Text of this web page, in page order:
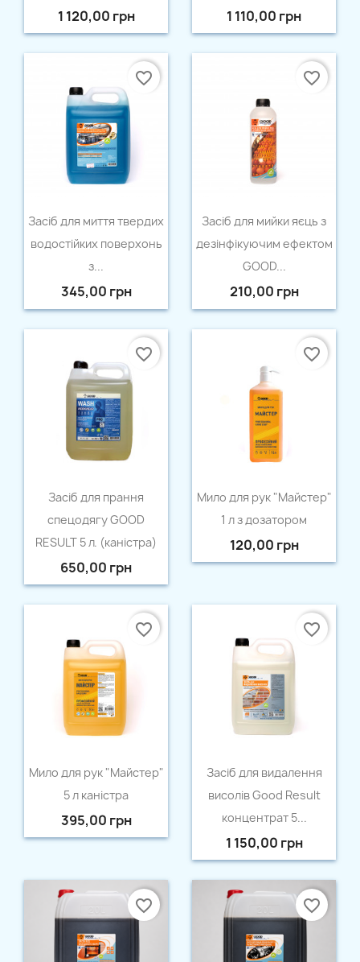
1 120,00 грн 1 110,00 грн
 Швидкий перегляд
Засіб для миття твердих
водостійких поверхонь
з...
345,00 грн
favorite_border
 Швидкий перегляд
Засiб для мийки яєць з
дезінфікуючим ефектом
GOOD...
210,00 грн
favorite_border
Швидкий перегляд
Засіб для прання
спецодягу GOOD
RESULT 5 л. (каністра)
650,00 грн
favorite_border
 Швидкий перегляд
Мило для рук "Майстер"
1 л з дозатором
120,00 грн
favorite_border
 Швидкий перегляд
Мило для рук "Майстер"
5 л каністра
395,00 грн
favorite_border
Швидкий перегляд
Засіб для видалення
висолів Good Result
концентрат 5...
1 150,00 грн
favorite_border
favorite_border favorite_border
Створити список бажань ×
Назва списку бажань
Відміна Створити список бажань